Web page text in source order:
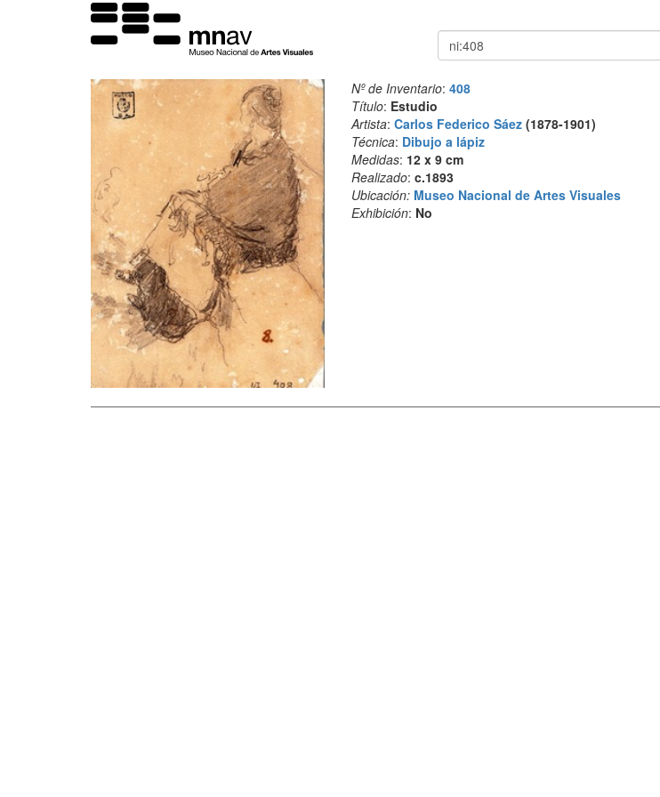
Buscar
Nº de Inventario: 408
Título: Estudio
Artista: Carlos Federico Sáez(1878-1901)
Técnica: Dibujo a lápiz
Medidas: 12 x 9 cm
Realizado: c.1893
Ubicación: Museo Nacional de Artes Visuales
Exhibición: No